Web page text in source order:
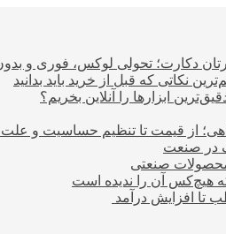
دکارت؛ تحولی لوکس، فوری و
نکاتی که قبل از خرید باید بدانید
ابزارها را آنلاین بخریم؟
از قیمت تا تنظیم حساسیت و
در صنعت
محصولات صنعتی
هیچ‌کس آن را ندیده است